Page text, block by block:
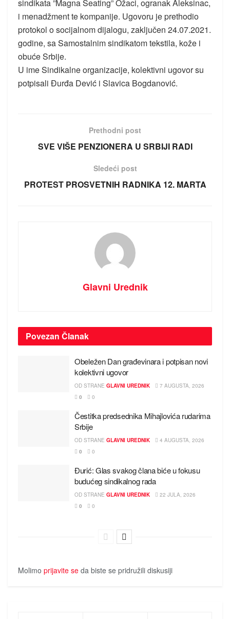
sindikata ”Magna Seating” Ožaci, ogranak Aleksinac,
i menadžment te kompanije. Ugovoru je prethodio
protokol o socijalnom dijalogu, zaključen 24.07.2021.
godine, sa Samostalnim sindikatom tekstila, kože i
obuće Srbije.
U ime Sindikalne organizacije, kolektivni ugovor su
potpisali Đurđa Dević i Slavica Bogdanović.
Prethodni post
SVE VIŠE PENZIONERA U SRBIJI RADI
Sledeći post
PROTEST PROSVETNIH RADNIKA 12. MARTA
Glavni Urednik
Povezan Članak
Obeležen Dan građevinara i potpisan novi
kolektivni ugovor
OD STRANE GLAVNI UREDNIK
7 AUGUSTA, 2026
0
0
Čestitka predsednika Mihajlovića rudarima
Srbije
OD STRANE GLAVNI UREDNIK
4 AUGUSTA, 2026
0
0
Đurić: Glas svakog člana biće u fokusu
budućeg sindikalnog rada
OD STRANE GLAVNI UREDNIK
22 JULA, 2026
0
0
Molimo prijavite se da biste se pridružili diskusiji